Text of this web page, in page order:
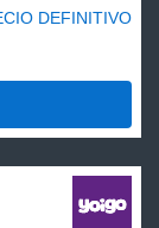
DEFINITIVO